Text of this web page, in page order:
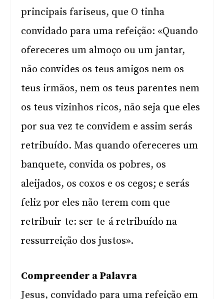
principais fariseus, que O tinha
convidado para uma refeição: «Quando
ofereceres um almoço ou um jantar,
não convides os teus amigos nem os
teus irmãos, nem os teus parentes nem
os teus vizinhos ricos, não seja que eles
por sua vez te convidem e assim serás
retribuído. Mas quando ofereceres um
banquete, convida os pobres, os
aleijados, os coxos e os cegos; e serás
feliz por eles não terem com que
retribuir-te: ser-te-á retribuído na
ressurreição dos justos».
Compreender a Palavra
Jesus, convidado para uma refeição em